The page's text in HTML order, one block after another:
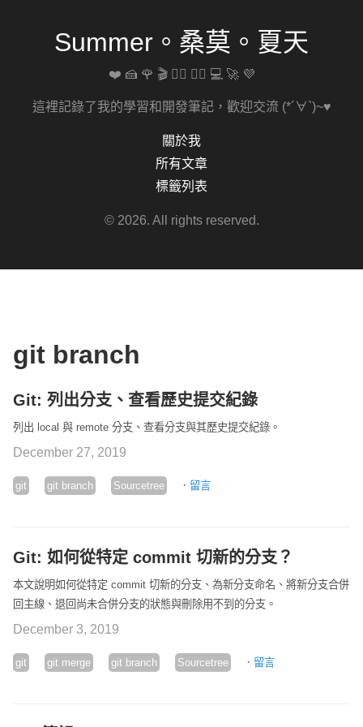
Summer。桑莫。夏天
❤️ 🍰 🌹 🎬 🚴‍♀️ 🏋️‍♀️ 💻 🚀 💜
這裡記錄了我的學習和開發筆記，歡迎交流 (*´∀`)~♥
關於我
所有文章
標籤列表
© 2026. All rights reserved.
git branch
Git: 列出分支、查看歷史提交紀錄
列出 local 與 remote 分支、查看分支與其歷史提交紀錄。
December 27, 2019
git git branch Sourcetree · 留言
Git: 如何從特定 commit 切新的分支？
本文說明如何從特定 commit 切新的分支、為新分支命名、將新分支合併
回主線、退回尚未合併分支的狀態與刪除用不到的分支。
December 3, 2019
git git merge git branch Sourcetree · 留言